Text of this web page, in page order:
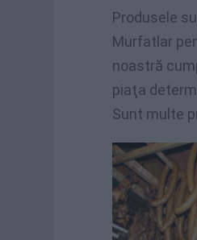
Produsele
Murfatlar
noastră
piaţa
Sunt multe